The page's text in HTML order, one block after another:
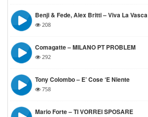
Benji & Fede, Alex Britti – Viva La Vasca
208
Comagatte – MILANO PT PROBLEM
292
Tony Colombo – E’ Cose ‘e Niente
758
Mario Forte – TI VORREI SPOSARE